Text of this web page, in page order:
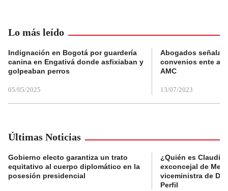
Lo más leído
Indignación en Bogotá por guardería
canina en Engativá donde asfixiaban y
golpeaban perros
05/05/2025
Abogados
convenios ente
AMC
13/07/2023
Últimas Noticias
Gobierno electo garantiza un trato
equitativo al cuerpo diplomático en la
posesión presidencial
¿Quién es Claudia
exconcejal de
viceministra de
Perfil